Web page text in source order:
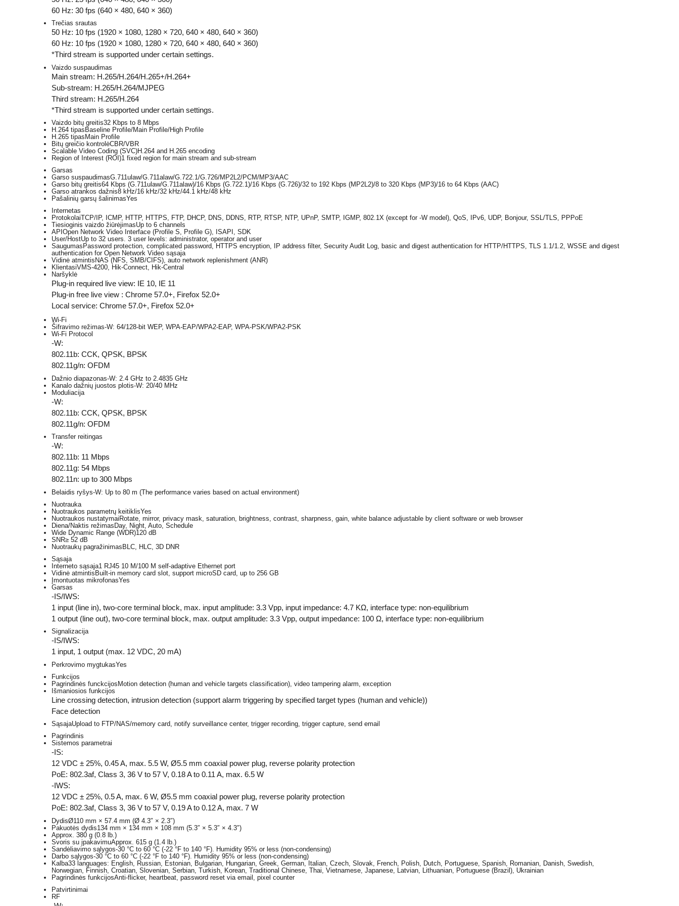
60 Hz: 30 fps (640 × 480, 640 × 360)
Trečias srautas
50 Hz: 10 fps (1920 × 1080, 1280 × 720, 640 × 480, 640 × 360)
60 Hz: 10 fps (1920 × 1080, 1280 × 720, 640 × 480, 640 × 360)
*Third stream is supported under certain settings.
Vaizdo suspaudimas
Main stream: H.265/H.264/H.265+/H.264+
Sub-stream: H.265/H.264/MJPEG
Third stream: H.265/H.264
*Third stream is supported under certain settings.
Vaizdo bitų greitis32 Kbps to 8 Mbps
H.264 tipas Baseline Profile/Main Profile/High Profile
H.265 tipas Main Profile
Bitų greičio kontrolėCBR/VBR
Scalable Video Coding (SVC)H.264 and H.265 encoding
Region of Interest (ROI)1 fixed region for main stream and sub-stream
Garsas
Garso suspaudimasG.711ulaw/G.711alaw/G.722.1/G.726/MP2L2/PCM/MP3/AAC
Garso bitų greitis64 Kbps (G.711ulaw/G.711alaw)/16 Kbps (G.722.1)/16 Kbps (G.726)/32 to 192 Kbps (MP2L2)/8 to 320 Kbps (MP3)/16 to 64 Kbps (AAC)
Garso atrankos dažnis8 kHz/16 kHz/32 kHz/44.1 kHz/48 kHz
Pašalinių garsų šalinimasYes
Internetas
ProtokolaiTCP/IP, ICMP, HTTP, HTTPS, FTP, DHCP, DNS, DDNS, RTP, RTSP, NTP, UPnP, SMTP, IGMP, 802.1X (except for -W model), QoS, IPv6, UDP, Bonjour, SSL/TLS, PPPoE
Tiesioginis vaizdo žiūrėjimasUp to 6 channels
API Open Network Video Interface (Profile S, Profile G), ISAPI, SDK
User/HostUp to 32 users. 3 user levels: administrator, operator and user
Saugumas Password protection, complicated password, HTTPS encryption, IP address filter, Security Audit Log, basic and digest authentication for HTTP/HTTPS, TLS 1.1/1.2, WSSE and digest
authentication for Open Network Video sąsaja
Vidinė atmintis NAS (NFS, SMB/CIFS), auto network replenishment (ANR)
KlientasiVMS-4200, Hik-Connect, Hik-Central
Naršyklė
Plug-in required live view: IE 10, IE 11
Plug-in free live view : Chrome 57.0+, Firefox 52.0+
Local service: Chrome 57.0+, Firefox 52.0+
Wi-Fi
Šifravimo režimas-W: 64/128-bit WEP, WPA-EAP/WPA2-EAP, WPA-PSK/WPA2-PSK
Wi-Fi Protocol
-W:
802.11b: CCK, QPSK, BPSK
802.11g/n: OFDM
Dažnio diapazonas-W: 2.4 GHz to 2.4835 GHz
Kanalo dažnių juostos plotis-W: 20/40 MHz
Moduliacija
-W:
802.11b: CCK, QPSK, BPSK
802.11g/n: OFDM
Transfer reitingas
-W:
802.11b: 11 Mbps
802.11g: 54 Mbps
802.11n: up to 300 Mbps
Belaidis ryšys-W: Up to 80 m (The performance varies based on actual environment)
Nuotrauka
Nuotraukos parametrų keitiklisYes
Nuotraukos nustatymaiRotate, mirror, privacy mask, saturation, brightness, contrast, sharpness, gain, white balance adjustable by client software or web browser
Diena/Naktis režimasDay, Night, Auto, Schedule
Wide Dynamic Range (WDR)120 dB
SNR≥ 52 dB
Nuotraukų pagražinimasBLC, HLC, 3D DNR
Sąsaja
Interneto sąsaja1 RJ45 10 M/100 M self-adaptive Ethernet port
Vidinė atmintisBuilt-in memory card slot, support microSD card, up to 256 GB
Įmontuotas mikrofonasYes
Garsas
-IS/IWS:
1 input (line in), two-core terminal block, max. input amplitude: 3.3 Vpp, input impedance: 4.7 KΩ, interface type: non-equilibrium
1 output (line out), two-core terminal block, max. output amplitude: 3.3 Vpp, output impedance: 100 Ω, interface type: non-equilibrium
Signalizacija
-IS/IWS:
1 input, 1 output (max. 12 VDC, 20 mA)
Perkrovimo mygtukasYes
Funkcijos
Pagrindinės funckcijosMotion detection (human and vehicle targets classification), video tampering alarm, exception
Išmaniosios funkcijos
Line crossing detection, intrusion detection (support alarm triggering by specified target types (human and vehicle))
Face detection
SąsajaUpload to FTP/NAS/memory card, notify surveillance center, trigger recording, trigger capture, send email
Pagrindinis
Sistemos parametrai
-IS:
12 VDC ± 25%, 0.45 A, max. 5.5 W, Ø5.5 mm coaxial power plug, reverse polarity protection
PoE: 802.3af, Class 3, 36 V to 57 V, 0.18 A to 0.11 A, max. 6.5 W
-IWS:
12 VDC ± 25%, 0.5 A, max. 6 W, Ø5.5 mm coaxial power plug, reverse polarity protection
PoE: 802.3af, Class 3, 36 V to 57 V, 0.19 A to 0.12 A, max. 7 W
DydisØ110 mm × 57.4 mm (Ø 4.3″ × 2.3″)
Pakuotės dydis134 mm × 134 mm × 108 mm (5.3″ × 5.3″ × 4.3″)
Approx. 380 g (0.8 lb.)
Svoris su įpakavimuApprox. 615 g (1.4 lb.)
Sandėliavimo sąlygos-30 °C to 60 °C (-22 °F to 140 °F). Humidity 95% or less (non-condensing)
Darbo sąlygos-30 °C to 60 °C (-22 °F to 140 °F). Humidity 95% or less (non-condensing)
Kalba33 languages: English, Russian, Estonian, Bulgarian, Hungarian, Greek, German, Italian, Czech, Slovak, French, Polish, Dutch, Portuguese, Spanish, Romanian, Danish, Swedish,
Norwegian, Finnish, Croatian, Slovenian, Serbian, Turkish, Korean, Traditional Chinese, Thai, Vietnamese, Japanese, Latvian, Lithuanian, Portuguese (Brazil), Ukrainian
Pagrindinės funkcijosAnti-flicker, heartbeat, password reset via email, pixel counter
Patvirtinimai
RF